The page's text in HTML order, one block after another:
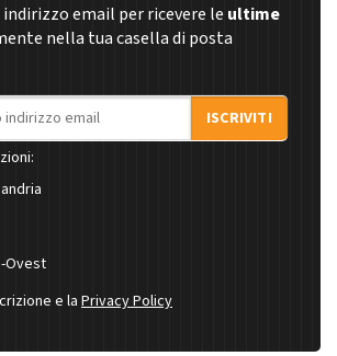
email per ricevere le ultime
nella tua casella di posta
ISCRIVITI
Ovest
e la Privacy Policy